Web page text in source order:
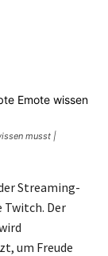
musst |
Streaming-
Der
um Freude